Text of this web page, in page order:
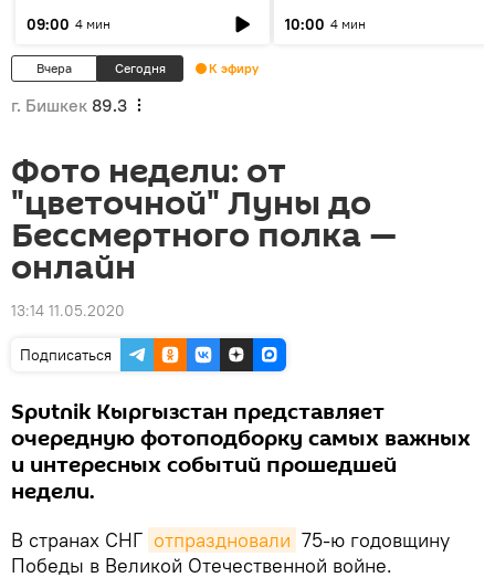
09:00 4 мин
10:00 4 мин
Вчера Сегодня К эфиру
г. Бишкек 89.3
Фото недели: от
"цветочной" Луны до
Бессмертного полка —
онлайн
13:14 11.05.2020
Подписаться
Sputnik Кыргызстан представляет
очередную фотоподборку самых важных
и интересных событий прошедшей
недели.
В странах СНГ отпраздновали 75-ю годовщину
Победы в Великой Отечественной войне.